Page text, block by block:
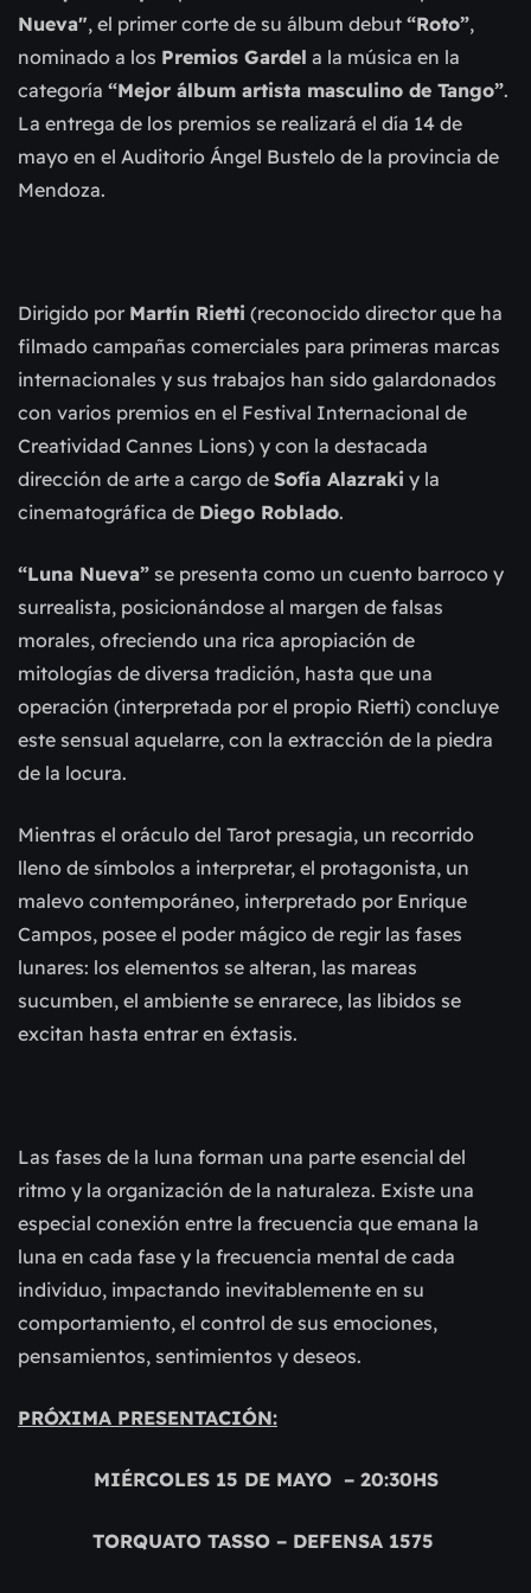
Nueva", el primer corte de su álbum debut “Roto”,
nominado a los Premios Gardel a la música en la
categoría “Mejor álbum artista masculino de Tango”.
La entrega de los premios se realizará el día 14 de
mayo en el Auditorio Ángel Bustelo de la provincia de
Mendoza.
Dirigido por Martín Rietti (reconocido director que ha
filmado campañas comerciales para primeras marcas
internacionales y sus trabajos han sido galardonados
con varios premios en el Festival Internacional de
Creatividad Cannes Lions) y con la destacada
dirección de arte a cargo de Sofía Alazraki y la
cinematográfica de Diego Roblado.
“Luna Nueva” se presenta como un cuento barroco y
surrealista, posicionándose al margen de falsas
morales, ofreciendo una rica apropiación de
mitologías de diversa tradición, hasta que una
operación (interpretada por el propio Rietti) concluye
este sensual aquelarre, con la extracción de la piedra
de la locura.
Mientras el oráculo del Tarot presagia, un recorrido
lleno de símbolos a interpretar, el protagonista, un
malevo contemporáneo, interpretado por Enrique
Campos, posee el poder mágico de regir las fases
lunares: los elementos se alteran, las mareas
sucumben, el ambiente se enrarece, las libidos se
excitan hasta entrar en éxtasis.
Las fases de la luna forman una parte esencial del
ritmo y la organización de la naturaleza. Existe una
especial conexión entre la frecuencia que emana la
luna en cada fase y la frecuencia mental de cada
individuo, impactando inevitablemente en su
comportamiento, el control de sus emociones,
pensamientos, sentimientos y deseos.
PRÓXIMA PRESENTACIÓN:
MIÉRCOLES 15 DE MAYO  – 20:30HS
TORQUATO TASSO – DEFENSA 1575